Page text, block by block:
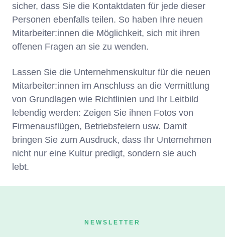
sicher, dass Sie die Kontaktdaten für jede dieser
Personen ebenfalls teilen. So haben Ihre neuen
Mitarbeiter:innen die Möglichkeit, sich mit ihren
offenen Fragen an sie zu wenden.
Lassen Sie die Unternehmenskultur für die neuen
Mitarbeiter:innen im Anschluss an die Vermittlung
von Grundlagen wie Richtlinien und Ihr Leitbild
lebendig werden: Zeigen Sie ihnen Fotos von
Firmenausflügen, Betriebsfeiern usw. Damit
bringen Sie zum Ausdruck, dass Ihr Unternehmen
nicht nur eine Kultur predigt, sondern sie auch
lebt.
NEWSLETTER